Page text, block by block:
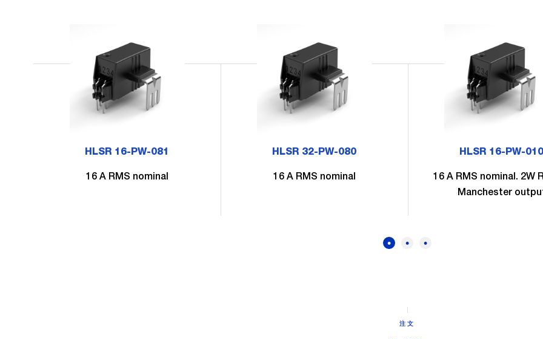
HLSR 16-PW-081
16 A RMS nominal
HLSR 32-PW-080
16 A RMS nominal
HLSR 16-PW-010
16 A RMS nominal. 2W
Manchester
注文